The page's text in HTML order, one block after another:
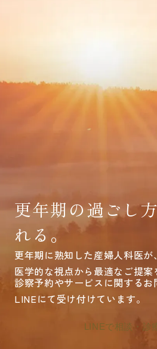
更年期の過ごし
れる。
更年期に熟知した産婦人科医が
医学的な視点から最適なご提案
診察予約やサービスに関するお
LINEにて受け付けています。
LINEで相談・診